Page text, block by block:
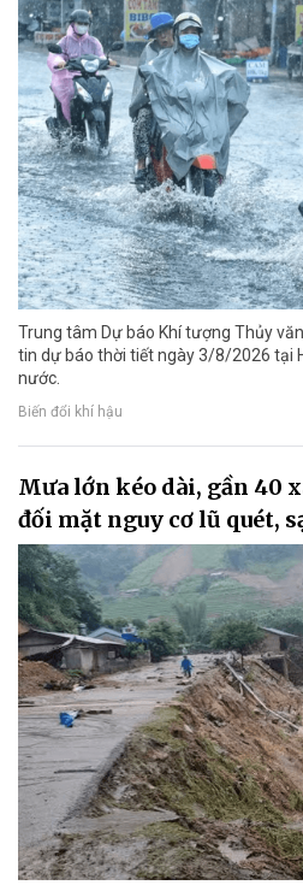
Trung tâm Dự báo Khí tượng Thủy
tin dự báo thời tiết ngày 3/8/2026 tại
nước.
Biến đổi khí hậu
Mưa lớn kéo dài, gần 40
đối mặt nguy cơ lũ quét,